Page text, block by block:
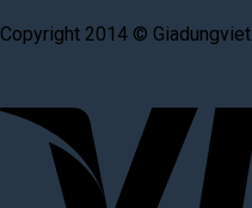
Copyright 2014 ©